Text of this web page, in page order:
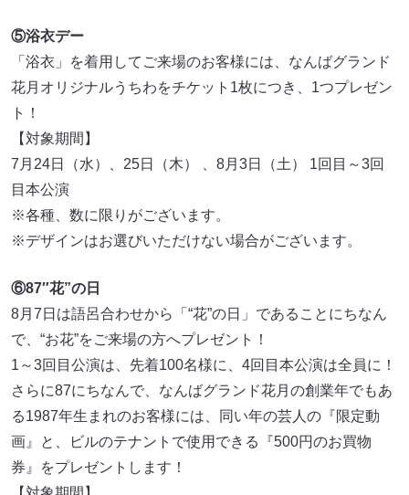
⑤浴衣デー
「浴衣」を着用してご来場のお客様には、なんばグランド
花⽉オリジナルうちわをチケット1枚につき、1つプレゼン
ト！
【対象期間】
7⽉24⽇（水）、25⽇（木） 、8⽉3⽇（土） 1回目～3回
目本公演
※各種、数に限りがございます。
※デザインはお選びいただけない場合がございます。
⑥87″花”の日
8⽉7⽇は語呂合わせから「“花”の⽇」であることにちなん
で、“お花”をご来場の方へプレゼント！
1～3回目公演は、先着100名様に、4回目本公演は全員に！
さらに87にちなんで、なんばグランド花⽉の創業年でもあ
る1987年生まれのお客様には、同い年の芸人の『限定動
画』と、ビルのテナントで使用できる『500円のお買物
券』をプレゼントします！